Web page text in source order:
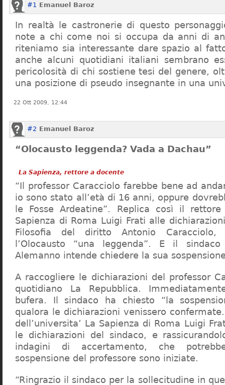
#1 Emanuel Baroz
In realtà le castronerie di questo
note a chi come noi si occupa da anni di
riteniamo sia interessante dare spazio al fatto
anche alcuni quotidiani italiani sembrano
pericolosità di chi sostiene tesi del genere,
una posizione di pseudo insegnante in una
22 Ott 2009, 12:44
#2 Emanuel Baroz
“Olocausto leggenda? Vada a Dachau”
La Sapienza, rettore a docente
“Il professor Caracciolo farebbe bene ad
io sono stato all’età di 16 anni, oppure
le Fosse Ardeatine”. Replica così il rettore
Sapienza di Roma Luigi Frati alle
Filosofia del diritto Antonio
l’Olocausto “una leggenda”. E il
Alemanno intende chiedere la sua
A raccogliere le dichiarazioni del professor
quotidiano La Repubblica.
bufera. Il sindaco ha chiesto “la
qualora le dichiarazioni venissero
dell’universita’ La Sapienza di Roma Luigi
le dichiarazioni del sindaco, e
indagini di accertamento, che
sospensione del professore sono iniziate.
“Ringrazio il sindaco per la sollecitudine in